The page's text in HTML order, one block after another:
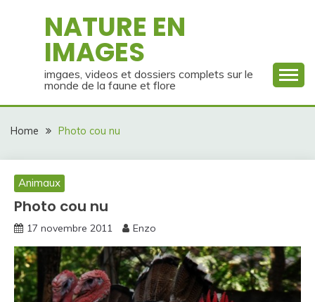
NATURE EN
IMAGES
imgaes, videos et dossiers complets sur le
monde de la faune et flore
Home Photo cou nu
Animaux
Photo cou nu
17 novembre 2011 Enzo